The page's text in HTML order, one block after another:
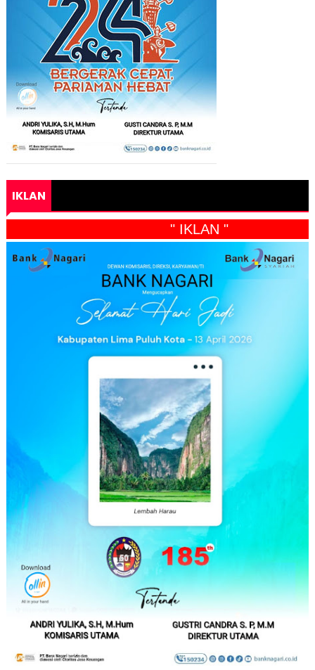
IKLAN
" IKLAN "